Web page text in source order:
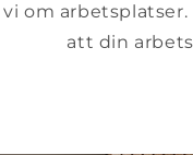
om
att din